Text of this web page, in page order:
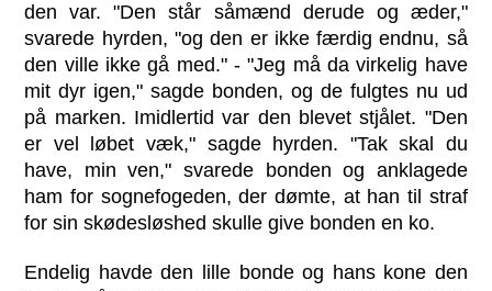
den var. "Den står såmænd derude og æder,"
svarede hyrden, "og den er ikke færdig endnu, så
den ville ikke gå med." - "Jeg må da virkelig have
mit dyr igen," sagde bonden, og de fulgtes nu ud
på marken. Imidlertid var den blevet stjålet. "Den
er vel løbet væk," sagde hyrden. "Tak skal du
have, min ven," svarede bonden og anklagede
ham for sognefogeden, der dømte, at han til straf
for sin skødesløshed skulle give bonden en ko.
Endelig havde den lille bonde og hans kone den